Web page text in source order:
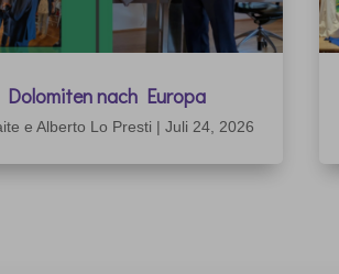
Dolomiten nach Europa
e Alberto Lo Presti |Juli 24, 2026